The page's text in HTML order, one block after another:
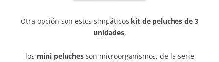
Otra opción son estos simpáticos kit de peluches de 3
unidades,
los mini peluchesson microorganismos, de la serie